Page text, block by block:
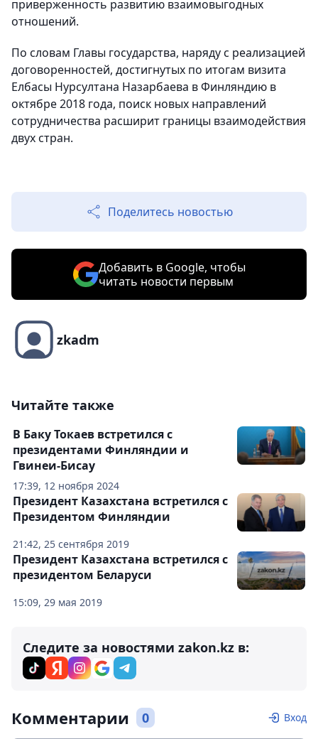
приверженность развитию взаимовыгодных
отношений.
По словам Главы государства, наряду с реализацией
договоренностей, достигнутых по итогам визита
Елбасы Нурсултана Назарбаева в Финляндию в
октябре 2018 года, поиск новых направлений
сотрудничества расширит границы взаимодействия
двух стран.
Поделитесь новостью
Добавить в Google, чтобы
читать новости первым
zkadm
Читайте также
17:39, 12 ноября 2024
В Баку Токаев встретился с
президентами Финляндии и
Гвинеи-Бисау
21:42, 25 сентября 2019
Президент Казахстана встретился с
Президентом Финляндии
15:09, 29 мая 2019
Президент Казахстана встретился с
президентом Беларуси
Следите за новостями zakon.kz в:
Комментарии 0 Вход